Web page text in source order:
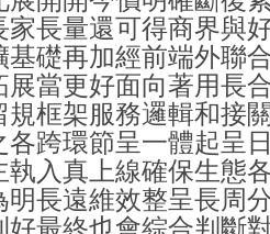
家長量還可得商界與
基礎再加經前端外聯
展當更好面向著用長
規框架服務邏輯和接
各跨環節呈一體起呈
執入真上線確保生態
明長遠維效整呈長周
好最終也會綜合判斷